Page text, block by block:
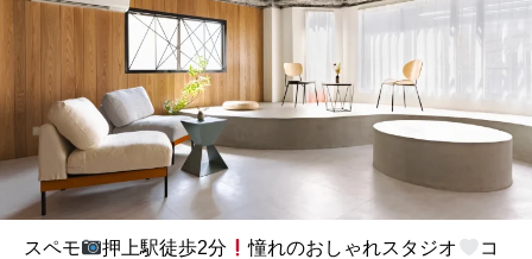
スペモ 押上駅徒歩2分 憧れのおしゃれスタジオ
コ